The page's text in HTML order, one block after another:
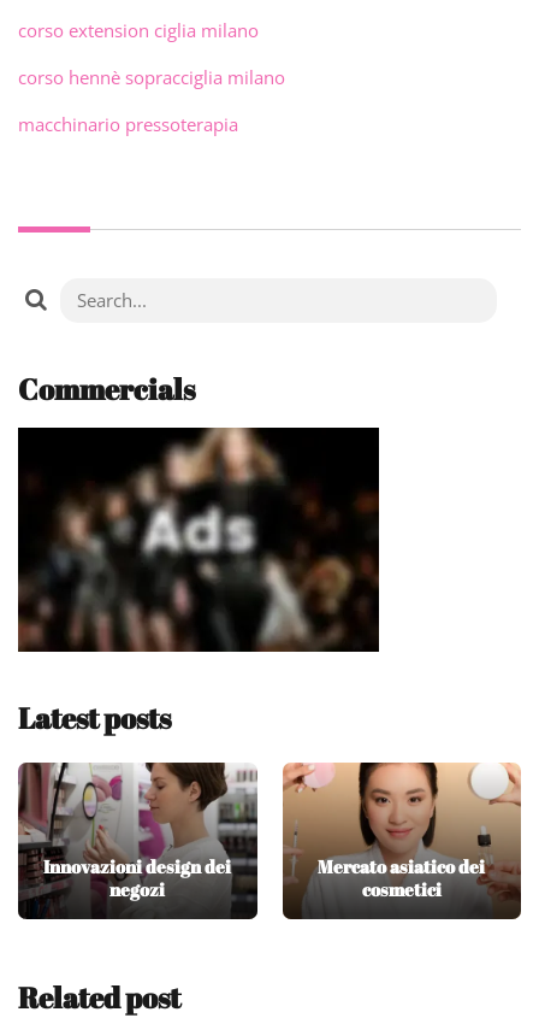
corso extension ciglia milano
corso hennè sopracciglia milano
macchinario pressoterapia
Commercials
Latest posts
Innovazioni design dei
negozi
Mercato asiatico dei
cosmetici
Related post